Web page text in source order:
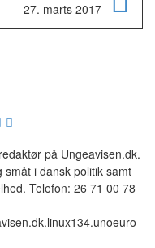
27. marts 2017
på Ungeavisen.dk.
småt i dansk politik samt
Telefon: 26 71 00 78